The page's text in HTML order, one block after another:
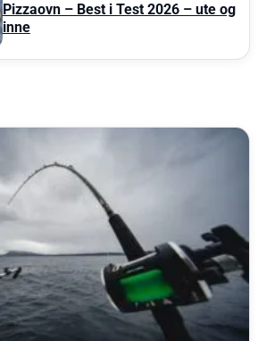
Pizzaovn – Best i Test 2026 – ute og
inne